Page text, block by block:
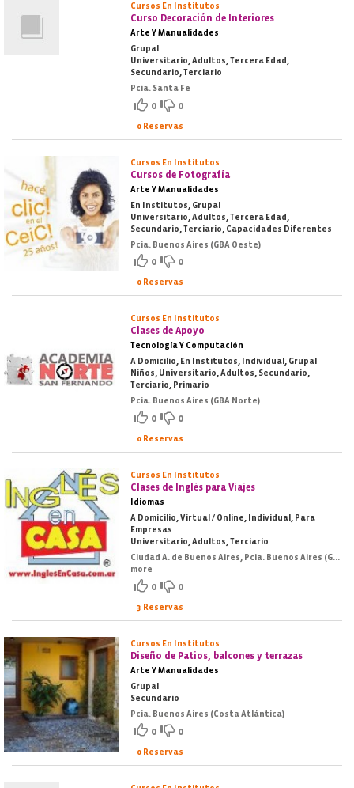
Cursos En Institutos
Curso Decoración de Interiores
Arte Y Manualidades
Grupal
Universitario, Adultos, Tercera Edad,
Secundario, Terciario
Pcia. Santa Fe
0 0
0 Reservas
Cursos En Institutos
Cursos de Fotografía
Arte Y Manualidades
En Institutos, Grupal
Universitario, Adultos, Tercera Edad,
Secundario, Terciario, Capacidades Diferentes
Pcia. Buenos Aires (GBA Oeste)
0 0
0 Reservas
Cursos En Institutos
Clases de Apoyo
Tecnología Y Computación
A Domicilio, En Institutos, Individual, Grupal
Niños, Universitario, Adultos, Secundario,
Terciario, Primario
Pcia. Buenos Aires (GBA Norte)
0 0
0 Reservas
Cursos En Institutos
Clases de Inglés para Viajes
Idiomas
A Domicilio, Virtual / Online, Individual, Para
Empresas
Universitario, Adultos, Terciario
Ciudad A. de Buenos Aires, Pcia. Buenos Aires (GBA Norte), Pcia. Buenos Aires (GBA Oeste), Pcia. Buenos Aires (GBA Sur)
more
0 0
3 Reservas
Cursos En Institutos
Diseño de Patios, balcones y terrazas
Arte Y Manualidades
Grupal
Secundario
Pcia. Buenos Aires (Costa Atlántica)
0 0
0 Reservas